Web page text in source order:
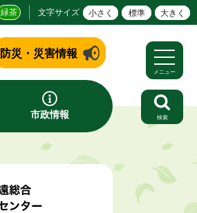
緑茶 文字サイズ 小さく 標準 大きく
防災・災害情報
市政情報
メニュー
検索